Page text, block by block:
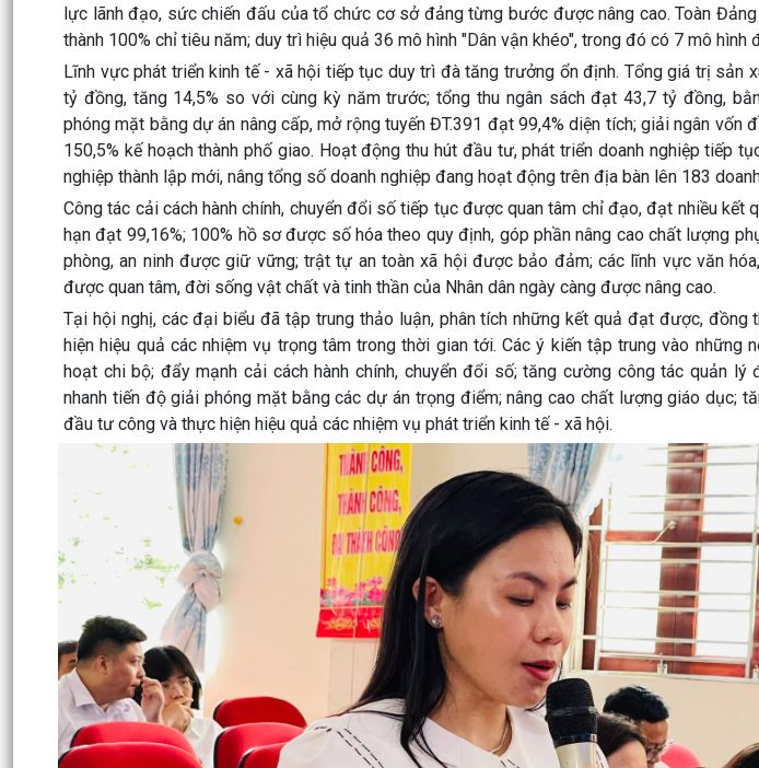
lực lãnh đạo, sức chiến đấu của tổ chức cơ sở đảng từng bước được nâng cao. Toàn
thành 100% chỉ tiêu năm; duy trì hiệu quả 36 mô hình "Dân vận khéo", trong đó có 7 mô hình
Lĩnh vực phát triển kinh tế - xã hội tiếp tục duy trì đà tăng trưởng ổn định. Tổng giá trị sản
tỷ đồng, tăng 14,5% so với cùng kỳ năm trước; tổng thu ngân sách đạt 43,7 tỷ đồng,
phóng mặt bằng dự án nâng cấp, mở rộng tuyến ĐT.391 đạt 99,4% diện tích; giải ngân vốn
150,5% kế hoạch thành phố giao. Hoạt động thu hút đầu tư, phát triển doanh nghiệp tiếp
nghiệp thành lập mới, nâng tổng số doanh nghiệp đang hoạt động trên địa bàn lên 183
Công tác cải cách hành chính, chuyển đổi số tiếp tục được quan tâm chỉ đạo, đạt nhiều kết
hạn đạt 99,16%; 100% hồ sơ được số hóa theo quy định, góp phần nâng cao chất lượng
phòng, an ninh được giữ vững; trật tự an toàn xã hội được bảo đảm; các lĩnh vực văn
được quan tâm, đời sống vật chất và tinh thần của Nhân dân ngày càng được nâng cao.
Tại hội nghị, các đại biểu đã tập trung thảo luận, phân tích những kết quả đạt được, đồng
hiện hiệu quả các nhiệm vụ trọng tâm trong thời gian tới. Các ý kiến tập trung vào những
hoạt chi bộ; đẩy mạnh cải cách hành chính, chuyển đổi số; tăng cường công tác quản
nhanh tiến độ giải phóng mặt bằng các dự án trọng điểm; nâng cao chất lượng giáo dục;
đầu tư công và thực hiện hiệu quả các nhiệm vụ phát triển kinh tế - xã hội.